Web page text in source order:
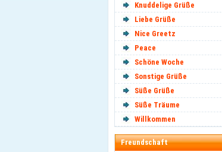
Knuddelige Grüße
Liebe Grüße
Nice Greetz
Peace
Schöne Woche
Sonstige Grüße
Süße Grüße
Süße Träume
Willkommen
Freundschaft